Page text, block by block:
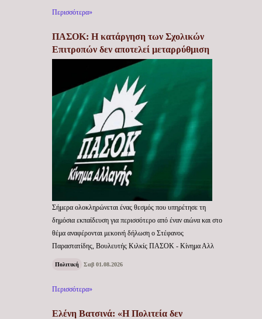
Περισσότερα»
ΠΑΣΟΚ: Η κατάργηση των Σχολικών
Επιτροπών δεν αποτελεί μεταρρύθμιση
Σήμερα ολοκληρώνεται ένας θεσμός που υπηρέτησε τη
δημόσια εκπαίδευση για περισσότερο από έναν αιώνα και στο
θέμα αναφέρονται μεκοινή δήλωση ο Στέφανος
Παραστατίδης, Βουλευτής Κιλκίς ΠΑΣΟΚ - Κίνημα Αλλ
Πολιτική Σαβ 01.08.2026
Περισσότερα»
Ελένη Βατσινά: «Η Πολιτεία δεν